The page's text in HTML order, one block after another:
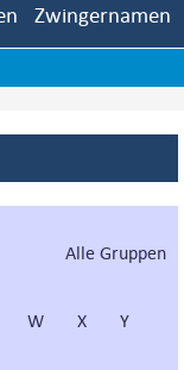
Zwingernamen
Alle Gruppen
W X
Y